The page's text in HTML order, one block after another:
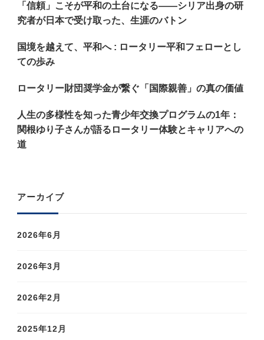
?
「信頼」こそが平和の土台になる——シリア出身の研
究者が日本で受け取った、生涯のバトン
国境を越えて、平和へ : ロータリー平和フェローとし
ての歩み
ロータリー財団奨学金が繋ぐ「国際親善」の真の価値
人生の多様性を知った青少年交換プログラムの1年：
関根ゆり子さんが語るロータリー体験とキャリアへの
道
アーカイブ
2026年6月
2026年3月
2026年2月
2025年12月